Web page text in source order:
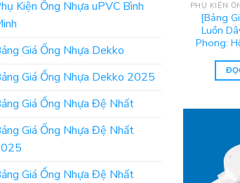
Kiện Ống Nhựa uPVC Bình
Giá Ống Nhựa Dekko
Giá Ống Nhựa Dekko 2025
Giá Ống Nhựa Đệ Nhất
Giá Ống Nhựa Đệ Nhất
Giá Ống Nhựa Đệ Nhất
[Bảng
Luồn
Phong: